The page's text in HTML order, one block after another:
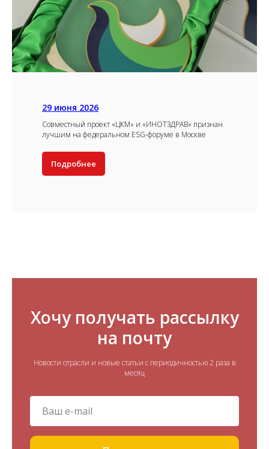
29 июня 2026
Совместный проект «ЦКМ» и «ИНОТЗДРАВ» признан
лучшим на федеральном ESG-форуме в Москве
Подробнее
Хочу получать рассылку
на почту
Новости отрасли и новые статьи с периодичностью 2 раза в
месяц